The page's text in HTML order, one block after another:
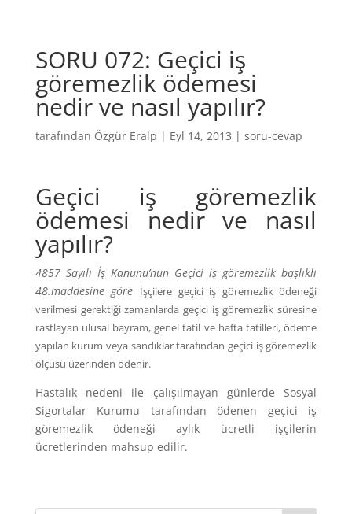
SORU 072: Geçici iş
göremezlik ödemesi
nedir ve nasıl yapılır?
tarafından Özgür Eralp | Eyl 14, 2013 | soru-cevap
Geçici iş göremezlik
ödemesi nedir ve nasıl
yapılır?
4857 Sayılı İş Kanunu’nun Geçici iş göremezlik başlıklı
48.maddesine göre İşçilere geçici iş göremezlik ödeneği
verilmesi gerektiği zamanlarda geçici iş göremezlik süresine
rastlayan ulusal bayram, genel tatil ve hafta tatilleri, ödeme
yapılan kurum veya sandıklar tarafından geçici iş göremezlik
ölçüsü üzerinden ödenir.
Hastalık nedeni ile çalışılmayan günlerde Sosyal
Sigortalar Kurumu tarafından ödenen geçici iş
göremezlik ödeneği aylık ücretli işçilerin
ücretlerinden mahsup edilir.